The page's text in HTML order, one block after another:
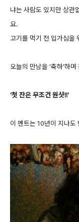
냐는 사람도 있지만 상관
요.
고기를 먹기 전 입가심을
오늘의 만남을 ‘축하’하
‘첫 잔은 무조건 원샷!!'
이 멘트는 10년이 지나도